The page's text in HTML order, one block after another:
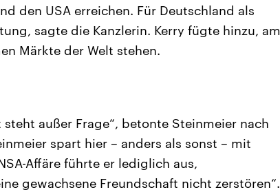
den USA erreichen. Für Deutschland als
sagte die Kanzlerin. Kerry fügte hinzu, am
Märkte der Welt stehen.
außer Frage“, betonte Steinmeier nach
spart hier – anders als sonst – mit
Affäre führte er lediglich aus,
gewachsene Freundschaft nicht zerstören“.